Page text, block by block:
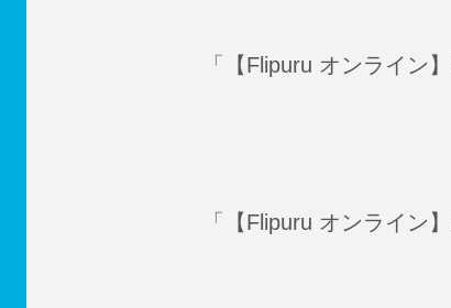
「【Flipuru オンライン
「【Flipuru オンライン